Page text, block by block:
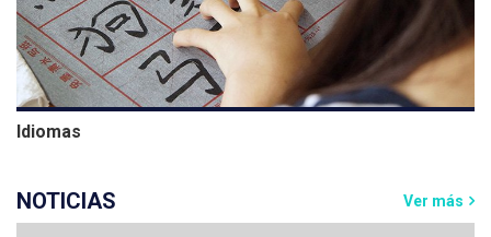
Idiomas
NOTICIAS Ver más